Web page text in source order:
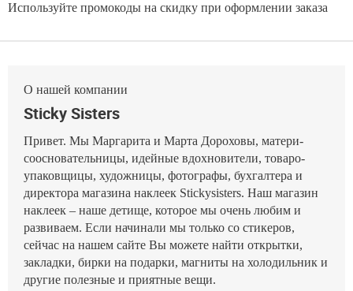
Используйте промокоды на скидку при оформлении заказа
О нашей компании
Sticky Sisters
Привет. Мы Маргарита и Марта Дороховы, матери-
соосновательницы, идейные вдохновители, товаро-
упаковщицы, художницы, фотографы, бухгалтера и
директора магазина наклеек Stickysisters. Наш магазин
наклеек – наше детище, которое мы очень любим и
развиваем. Если начинали мы только со стикеров,
сейчас на нашем сайте Вы можете найти открытки,
закладки, бирки на подарки, магниты на холодильник и
другие полезные и приятные вещи.